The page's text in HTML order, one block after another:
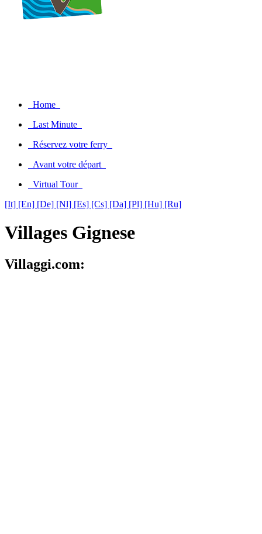
Home
Last Minute
Réservez votre ferry
Avant votre départ
Virtual Tour
[It] [En] [De] [Nl] [Es] [Cs] [Da] [Pl] [Hu] [Ru]
Villages Gignese
Villaggi.com: